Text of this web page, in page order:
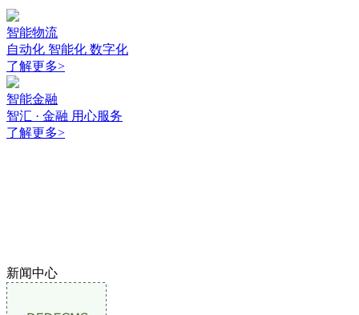
智能物流
自动化 智能化 数字化
了解更多>
智能金融
智汇 · 金融 用心服务
了解更多>
新闻中心